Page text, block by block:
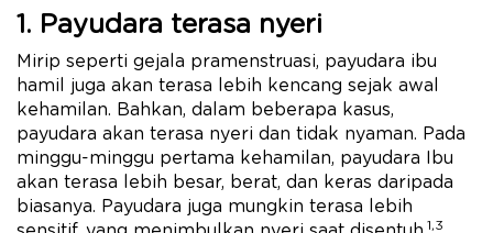
1. Payudara terasa nyeri
Mirip seperti gejala pramenstruasi, payudara ibu
hamil juga akan terasa lebih kencang sejak awal
kehamilan. Bahkan, dalam beberapa kasus,
payudara akan terasa nyeri dan tidak nyaman. Pada
minggu-minggu pertama kehamilan, payudara Ibu
akan terasa lebih besar, berat, dan keras daripada
biasanya. Payudara juga mungkin terasa lebih
1,3